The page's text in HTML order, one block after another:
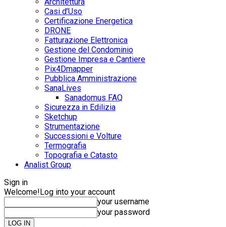
Casi d’Uso
Certificazione Energetica
DRONE
Fatturazione Elettronica
Gestione del Condominio
Gestione Impresa e Cantiere
Pix4Dmapper
Pubblica Amministrazione
SanaLives
Sanadomus FAQ
Sicurezza in Edilizia
Sketchup
Strumentazione
Successioni e Volture
Termografia
Topografia e Catasto
Analist Group
Sign in
Welcome!Log into your account
your username
your password